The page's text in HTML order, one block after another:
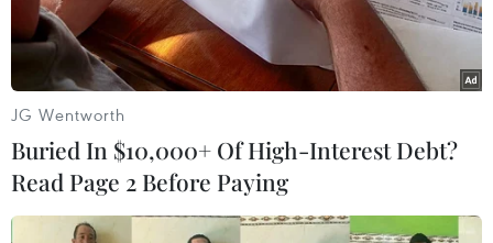
JG Wentworth
Buried In $10,000+ Of High-Interest Debt?
Read Page 2 Before Paying